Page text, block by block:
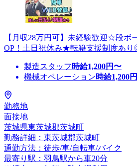
【月収28万円可】未経験歓迎☆段ボ
OP！土日祝休み★転籍支援制度あ
製造スタッフ 時給1,200円〜
機械オペレーション時給1,200
勤務地
面接地
茨城県東茨城郡茨城町
勤務詳細：東茨城郡茨城町
通勤方法：徒歩/車/自転車/バイク
最寄り駅：羽鳥駅から車20分